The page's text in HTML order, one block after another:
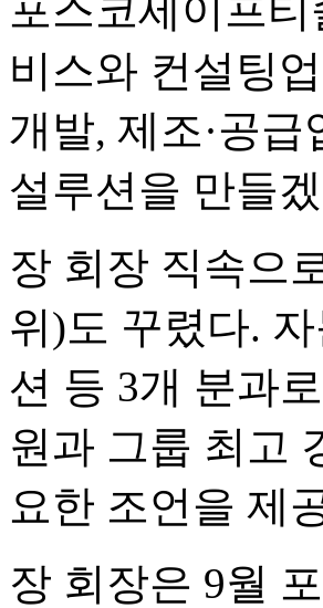
포스코세이프
비스와 컨설팅
개발, 제조·공
설루션을 만들
장 회장 직속으
위)도 꾸렸다.
션 등 3개 분과
원과 그룹 최고
요한 조언을 제
장 회장은 9월